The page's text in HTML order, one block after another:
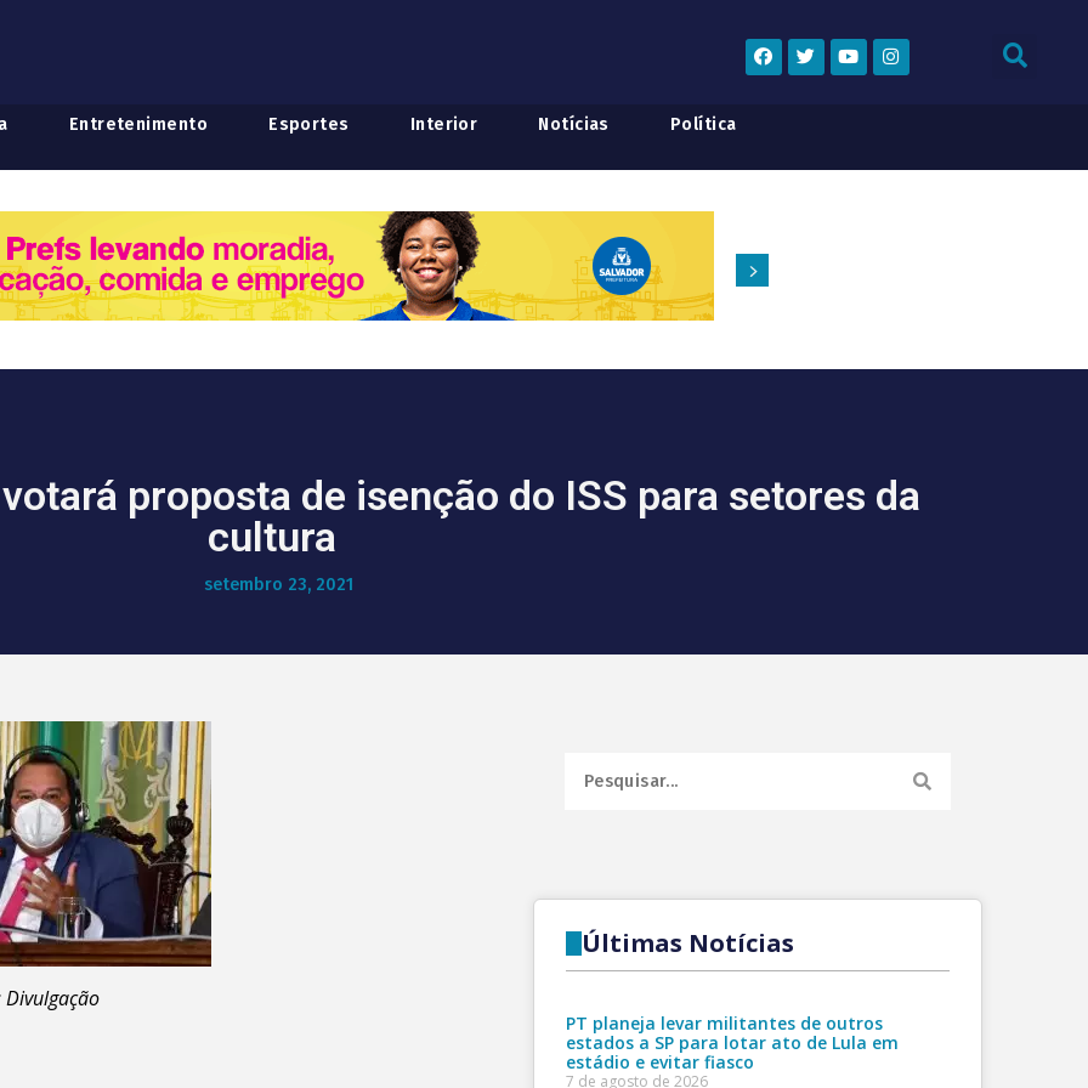
Entretenimento Esportes Interior Notícias Política
proposta de isenção do ISS para setores da
cultura
setembro 23, 2021
Divulgação
Últimas Notícias
PT planeja levar militantes de outros
estados a SP para lotar ato de Lula em
estádio e evitar fiasco
7 de agosto de 2026